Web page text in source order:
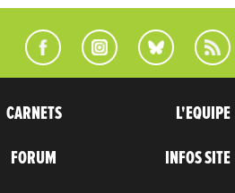
CARNETS
FORUM
L'EQUIPE
INFOS SITE